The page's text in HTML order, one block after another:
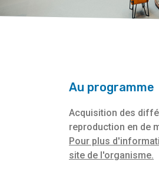
Au programme
Acquisition des
reproduction en de
Pour plus
site de l'organisme.